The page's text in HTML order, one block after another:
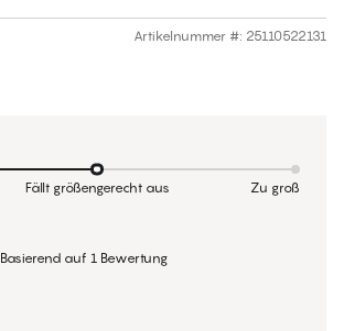
Artikelnummer #: 25110522131
Basierend auf 1 Bewertung
Fällt größengerecht aus Zu groß